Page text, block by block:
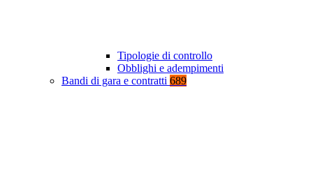
Tipologie di controllo
Obblighi e adempimenti
Bandi di gara e contratti 689